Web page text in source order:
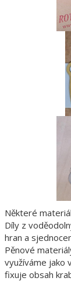
Některé
Díly z
hran a
Pěnové
využíváme jako
fixuje obsah